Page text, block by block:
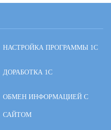
НАСТРОЙКА ПРОГРАММЫ 1С
ДОРАБОТКА 1С
ОБМЕН ИНФОРМАЦИЕЙ С
САЙТОМ